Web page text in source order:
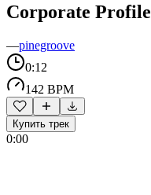
Corporate Profile
—pinegroove
0:12
142 BPM
Купить трек
0:00